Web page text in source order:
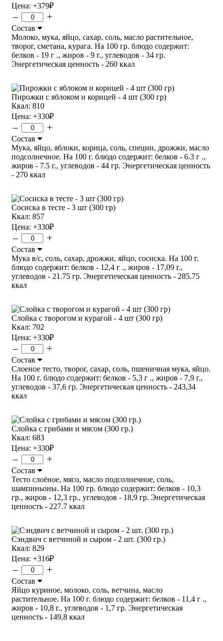
Цена: +379₽
– +
Состав
Молоко, мука, яйцо, сахар, соль, масло растительное,
творог, сметана, курага. На 100 гр. блюдо содержит:
белков - 19 г ., жиров - 9 г., углеводов - 34 гр.
Энергетическая ценность - 260 ккал
Пирожки с яблоком и корицей - 4 шт (300 гр)
Ккал: 810
Цена: +330₽
– +
Состав
Мука, яйцо, яблоки, корица, соль, специи, дрожжи, масло
подсолнечное. На 100 г. блюдо содержит: белков - 6.3 г .,
жиров - 7.5 г., углеводов - 44 гр. Энергетическая ценность
- 270 ккал
Сосиска в тесте - 3 шт (300 гр)
Ккал: 857
Цена: +330₽
– +
Состав
Мука в/с, соль, сахар, дрожжи, яйцо, сосиска. На 100 г.
блюдо содержит: белков - 12,4 г ., жиров - 17,09 г.,
углеводов - 21.75 гр. Энергетическая ценность - 285.75
ккал
Слойка с творогом и курагой - 4 шт (300 гр)
Ккал: 702
Цена: +330₽
– +
Состав
Слоеное тесто, творог, сахар, соль, пшеничная мука, яйцо.
На 100 г. блюдо содержит: белков - 5,3 г ., жиров - 7,9 г.,
углеводов - 37,6 гр. Энергетическая ценность - 243,34
ккал
Слойка с грибами и мясом (300 гр.)
Ккал: 683
Цена: +330₽
– +
Состав
Тесто слоёное, мясо, масло подсолнечное, соль,
шампиньоны. На 100 гр. блюдо содержит: белков - 10,3
гр., жиров - 12,3 гр., углеводов - 18,9 гр. Энергетическая
ценность - 227.7 ккал
Сэндвич с ветчиной и сыром - 2 шт. (300 гр.)
Ккал: 829
Цена: +316₽
– +
Состав
Яйцо куриное, молоко, соль, ветчина, масло
растительное. На 100 г. блюдо содержит: белков - 11,4 г .,
жиров - 10,8 г., углеводов - 1,7 гр. Энергетическая
ценность - 149,8 ккал